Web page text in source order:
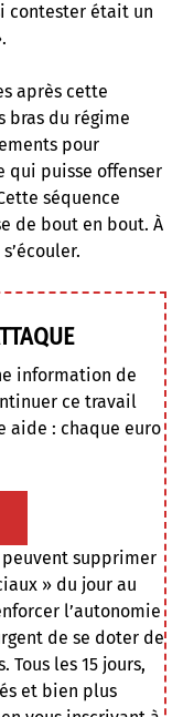
contester était un
après cette
bras du régime
pour
qui puisse offenser
séquence
de bout en bout. À
information de
ce travail
aide : chaque euro
peuvent supprimer
» du jour au
l’autonomie
de se doter de
les 15 jours,
et bien plus